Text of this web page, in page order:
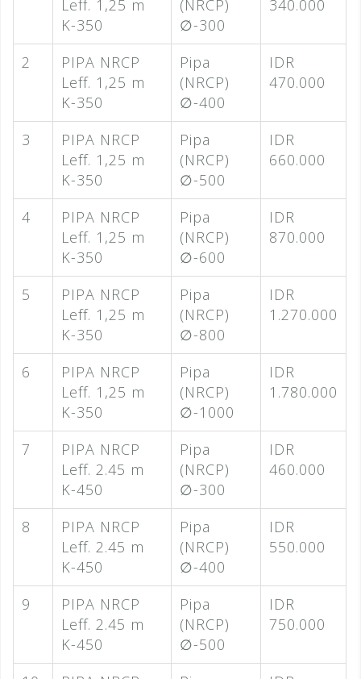
Leff. 1,25 m
K-350
(NRCP)
∅-300
340.000
2
PIPA NRCP
Leff. 1,25 m
K-350
Pipa
(NRCP)
∅-400
IDR
470.000
3
PIPA NRCP
Leff. 1,25 m
K-350
Pipa
(NRCP)
∅-500
IDR
660.000
4
PIPA NRCP
Leff. 1,25 m
K-350
Pipa
(NRCP)
∅-600
IDR
870.000
5
PIPA NRCP
Leff. 1,25 m
K-350
Pipa
(NRCP)
∅-800
IDR
1.270.000
6
PIPA NRCP
Leff. 1,25 m
K-350
Pipa
(NRCP)
∅-1000
IDR
1.780.000
7
PIPA NRCP
Leff. 2.45 m
K-450
Pipa
(NRCP)
∅-300
IDR
460.000
8
PIPA NRCP
Leff. 2.45 m
K-450
Pipa
(NRCP)
∅-400
IDR
550.000
9
PIPA NRCP
Leff. 2.45 m
K-450
Pipa
(NRCP)
∅-500
IDR
750.000